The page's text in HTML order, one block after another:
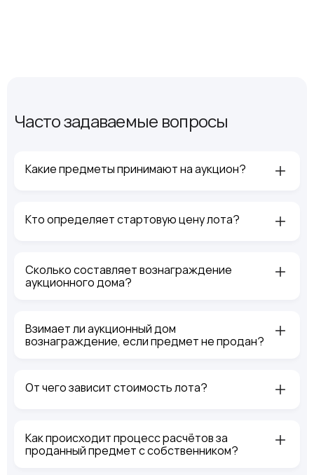
Часто задаваемые вопросы
Какие предметы принимают на аукцион?
Кто определяет стартовую цену лота?
Сколько составляет вознаграждение
аукционного дома?
Взимает ли аукционный дом
вознаграждение, если предмет не продан?
От чего зависит стоимость лота?
Как происходит процесс расчётов за
проданный предмет с собственником?